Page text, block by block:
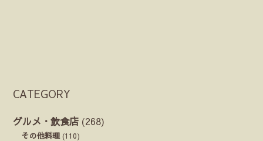
CATEGORY
グルメ・飲食店 (268)
その他料理 (110)